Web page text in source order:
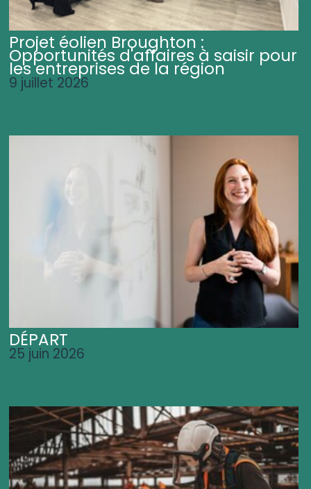
Projet éolien Broughton :
Opportunités d'affaires à saisir pour
les entreprises de la région
9 juillet 2026
DÉPART
25 juin 2026